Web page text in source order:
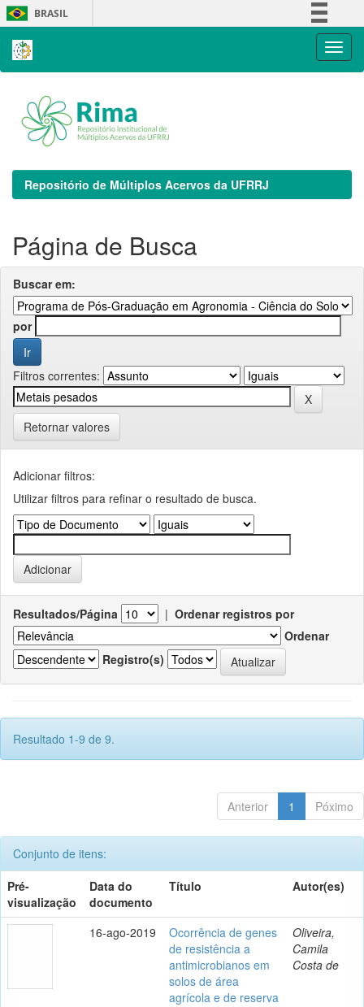
Skip
navigation
BRASIL
Repositório de Múltiplos Acervos da UFRRJ
Página de Busca
Buscar em:
por
Filtros correntes:
Retornar valores
Adicionar filtros:
Utilizar filtros para refinar o resultado de busca.
Resultados/Página | Ordenar registros por
Ordenar
Registro(s)
Resultado 1-9 de 9.
Anterior 1 Póximo
Conjunto de itens:
Pré-
visualização
Data do
documento
Título Autor(es)
16-ago-2019
Ocorrência de genes
de resistência a
antimicrobianos em
solos de área
agrícola e de reserva
Oliveira,
Camila
Costa de